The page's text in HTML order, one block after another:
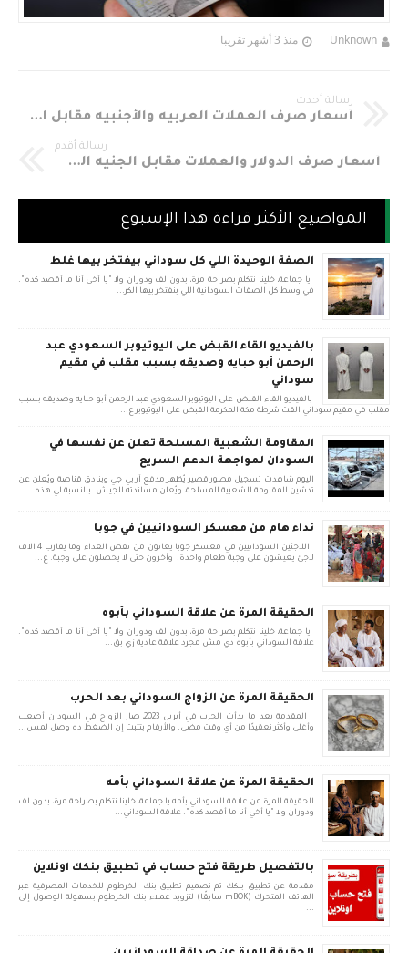
Unknown منذ 3 أشهر تقريبا
رسالة أحدث
أسعار صرف العملات العربيه والأجنبيه مقابل الجنيه السوداني في السوق الموازي لليوم الأربعاء الموافق 16.8.2017
رسالة أقدم
أسعار صرف الدولار والعملات مقابل الجنيه السوداني في السوق الموازي لليوم الإثنين الموافق 14.8.2017
المواضيع الأكثر قراءة هذا الإسبوع
الصفة الوحيدة اللي كل سوداني بيفتخر بيها غلط
يا جماعة، خلينا نتكلم بصراحة مرة، بدون لف ودوران ولا "يا أخي أنا ما أقصد كده".
في وسط كل الصفات السودانية اللي بنفتخر بيها الكر...
بالفيديو القاء القبض على اليوتيوبر السعودي عبد
الرحمن أبو حبايه وصديقه بسبب مقلب في مقيم
سوداني
بالفيديو القاء القبض على اليوتيوبر السعودي عبد الرحمن أبو حبايه وصديقه بسبب
مقلب في مقيم سوداني القت شرطة مكة المكرمة القبض على اليوتيوبر ع...
المقاومة الشعبية المسلحة تعلن عن نفسها في
السودان لمواجهة الدعم السريع
اليوم شاهدت تسجيل مصور قصير يُظهر مدفع آر بي جي وبنادق قناصة ويُعلن عن
تدشين المقاومة الشعبية المسلحة، ويُعلن مساندته للجيش. بالنسبة لي هذه ...
نداء هام من معسكر السودانيين في جوبا
اللاجئين السودانيين في معسكر جوبا يعانون من نقص الغذاء وما يقارب 4 الاف
لاجئ يعيشون على وجبة طعام واحدة. وأخرون حتى لا يحصلون على وجبة. ع...
الحقيقة المرة عن علاقة السوداني بأبوه
يا جماعة، خلينا نتكلم بصراحة مرة، بدون لف ودوران ولا "يا أخي أنا ما أقصد كده".
علاقة السوداني بأبوه دي مش مجرد علاقة عادية زي بق...
الحقيقة المرة عن الزواج السوداني بعد الحرب
المقدمة بعد ما بدأت الحرب في أبريل 2023، صار الزواج في السودان أصعب
وأغلى وأكثر تعقيدًا من أي وقت مضى. والأرقام بتثبت إن الضغط ده وصل لمس...
الحقيقة المرة عن علاقة السوداني بأمه
الحقيقة المرة عن علاقة السوداني بأمه يا جماعة، خلينا نتكلم بصراحة مرة، بدون لف
ودوران ولا "يا أخي أنا ما أقصد كده". علاقة السوداني...
بالتفصيل طريقة فتح حساب في تطبيق بنكك اونلاين
مقدمة عن تطبيق بنكك تم تصميم تطبيق بنك الخرطوم للخدمات المصرفية عبر
الهاتف المتحرك (mBOK سابقًا) لتزويد عملاء بنك الخرطوم بسهولة الوصول إلى
...